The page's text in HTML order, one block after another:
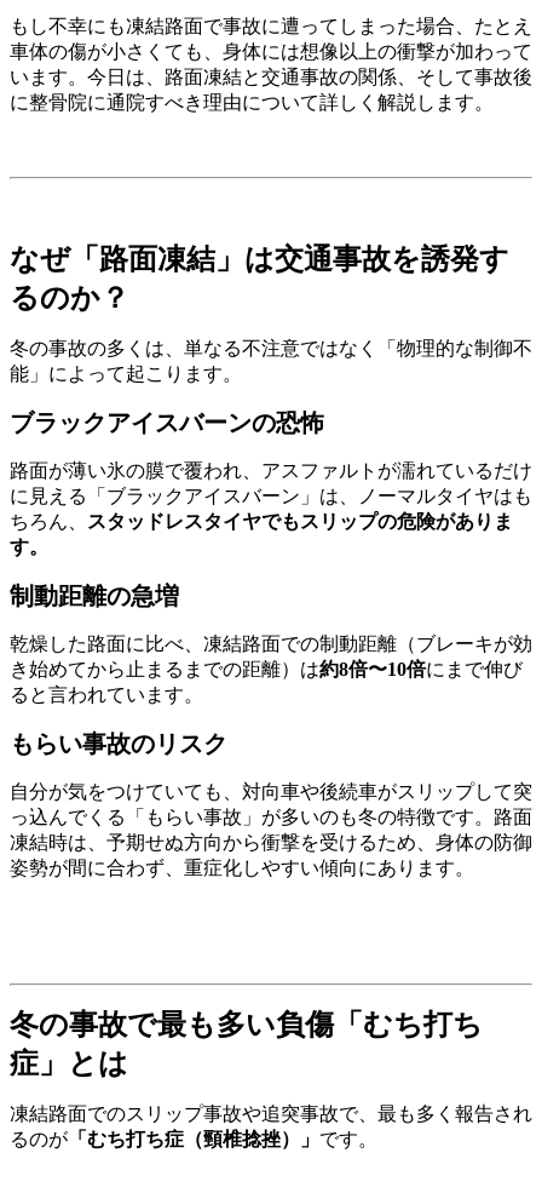
もし不幸にも凍結路面で事故に遭ってしまった場合、たとえ
車体の傷が小さくても、身体には想像以上の衝撃が加わって
います。今日は、路面凍結と交通事故の関係、そして事故後
に整骨院に通院すべき理由について詳しく解説します。
なぜ「路面凍結」は交通事故を誘発す
るのか？
冬の事故の多くは、単なる不注意ではなく「物理的な制御不
能」によって起こります。
ブラックアイスバーンの恐怖
路面が薄い氷の膜で覆われ、アスファルトが濡れているだけ
に見える「ブラックアイスバーン」は、ノーマルタイヤはも
ちろん、
スタッドレスタイヤでもスリップの危険がありま
す。
制動距離の急増
乾燥した路面に比べ、凍結路面での制動距離（ブレーキが効
き始めてから止まるまでの距離）は約8倍〜10倍にまで伸び
ると言われています。
もらい事故のリスク
自分が気をつけていても、対向車や後続車がスリップして突
っ込んでくる「もらい事故」が多いのも冬の特徴です。路面
凍結時は、予期せぬ方向から衝撃を受けるため、身体の防御
姿勢が間に合わず、重症化しやすい傾向にあります。
冬の事故で最も多い負傷「むち打ち
症」とは
凍結路面でのスリップ事故や追突事故で、最も多く報告され
るのが 「むち打ち症（頸椎捻挫）」 です。